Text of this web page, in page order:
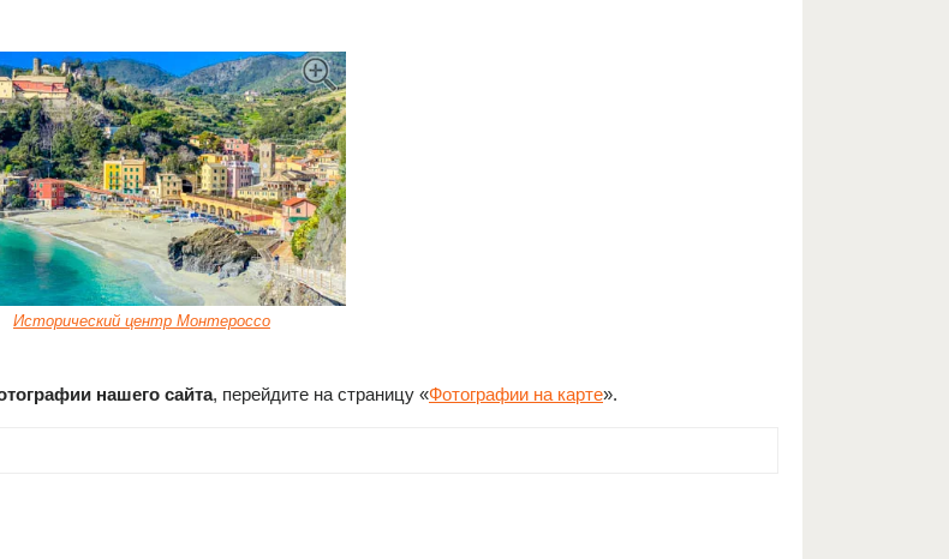
Исторический центр Монтероссо
нашего сайта, перейдите на страницу «Фотографии на карте».